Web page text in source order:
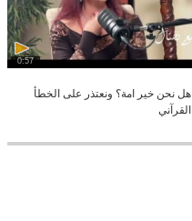
0:57
هل نحن خير امة؟ ونعتذر على الخطأ
القرآني